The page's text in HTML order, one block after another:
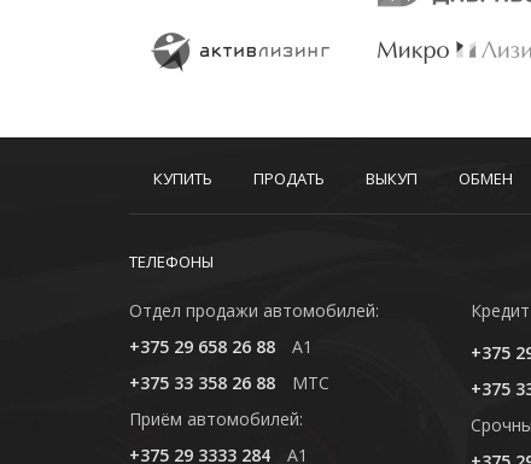
КУПИТЬ ПРОДАТЬ ВЫКУП ОБМЕН
ТЕЛЕФОНЫ
Отдел продажи автомобилей:
+375 29 658 26 88
A1
+375 33 358 26 88
MTC
Приём автомобилей:
+375 29 3333 284
A1
+375
+375